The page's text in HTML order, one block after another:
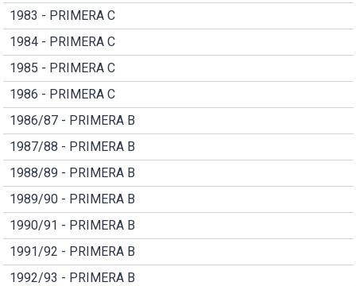
1983 - PRIMERA C
1984 - PRIMERA C
1985 - PRIMERA C
1986 - PRIMERA C
1986/87 - PRIMERA B
1987/88 - PRIMERA B
1988/89 - PRIMERA B
1989/90 - PRIMERA B
1990/91 - PRIMERA B
1991/92 - PRIMERA B
1992/93 - PRIMERA B